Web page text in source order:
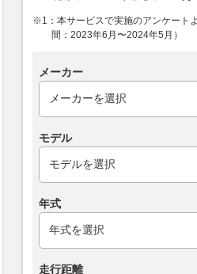
運転支援や安全装備が充実する
と運転技術の差は埋まる？ む
ッキリする可能性大！
スバル
表 さ
※1：本サービスで実施のアンケート
間：2023年6月〜2024年5月）
メーカー
モデル
年式
走行距離